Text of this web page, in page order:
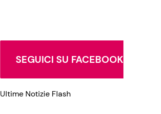
SEGUICI SU FACEBOOK
Ultime Notizie Flash